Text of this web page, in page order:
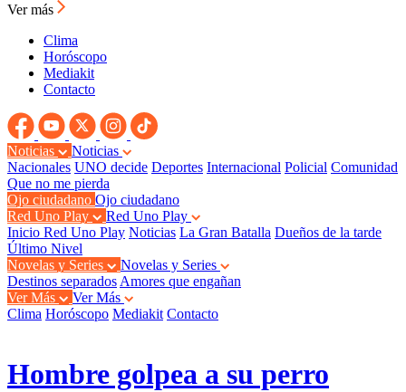
Ver más
Clima
Horóscopo
Mediakit
Contacto
Noticias
Noticias
Nacionales UNO decide Deportes Internacional Policial Comunidad
Que no me pierda
Ojo ciudadano Ojo ciudadano
Red Uno Play
Red Uno Play
Inicio Red Uno Play Noticias La Gran Batalla Dueños de la tarde
Último Nivel
Novelas y Series
Novelas y Series
Destinos separados Amores que engañan
Ver Más
Ver Más
Clima Horóscopo Mediakit Contacto
Hombre golpea a su perro